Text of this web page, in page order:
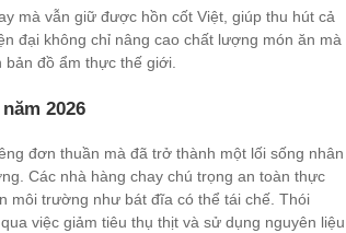
mà vẫn giữ được hồn cốt Việt, giúp thu hút cả
đại không chỉ nâng cao chất lượng món ăn mà
bản đồ ẩm thực thế giới.
2026
đơn thuần mà đã trở thành một lối sống nhân
Các nhà hàng chay chú trọng an toàn thực
môi trường như bát đĩa có thể tái chế. Thói
việc giảm tiêu thụ thịt và sử dụng nguyên liệu